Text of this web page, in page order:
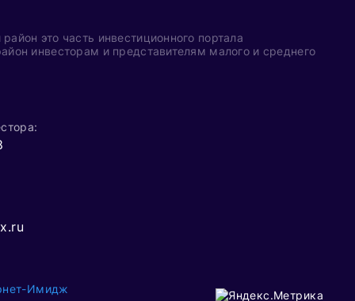
это часть инвестиционного портала
инвесторам и представителям малого и среднего
Имидж